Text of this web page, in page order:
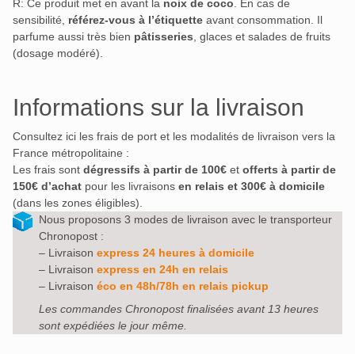
R: Ce produit met en avant la noix de coco . En cas de
sensibilité, référez‑vous à l’étiquette avant consommation. Il
parfume aussi très bien pâtisseries , glaces et salades de fruits
(dosage modéré).
Informations sur la livraison
Consultez ici les frais de port et les modalités de livraison vers la
France métropolitaine :
Les frais sont dégressifs à partir de 100€ et offerts à partir de
150€ d’achat pour les livraisons en relais et 300€ à domicile
(dans les zones éligibles).
Nous proposons 3 modes de livraison avec le transporteur
Chronopost :
– Livraison express 24 heures à domicile
– Livraison express en 24h en relais
– Livraison éco en 48h/78h en relais pickup
Les commandes Chronopost finalisées avant 13 heures
sont expédiées le jour même.